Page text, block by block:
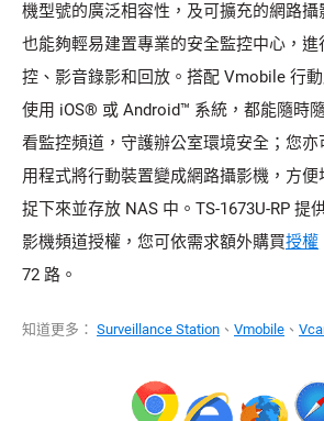
機型號的廣泛相容性，及可擴充的網路
也能夠輕易建置專業的安全監控中心，
控、影音錄影和回放。搭配 Vmobile 行
使用 iOS® 或 Android™ 系統，都能隨時
看監控頻道，守護辦公室環境安全；您
用程式將行動裝置變成網路攝影機，方
捉下來並存放 NAS 中。TS-1673U-RP 提
影機頻道授權，您可依需求額外購買授權
72 路。
知道更多： Surveillance Station 、 Vmobile 、